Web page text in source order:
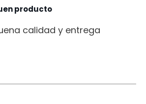
producto
calidad y entrega